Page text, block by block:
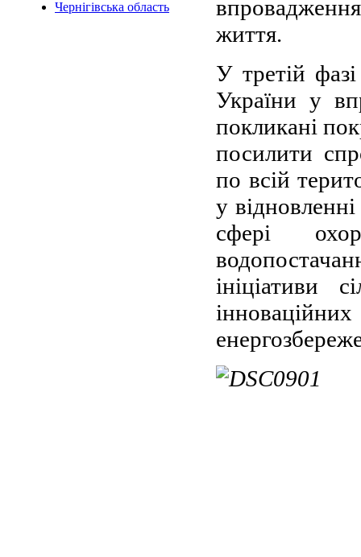
Чернігівська область
життя.
У третій
України у
покликані
посилити
по всій
у
сфері
ініціативи